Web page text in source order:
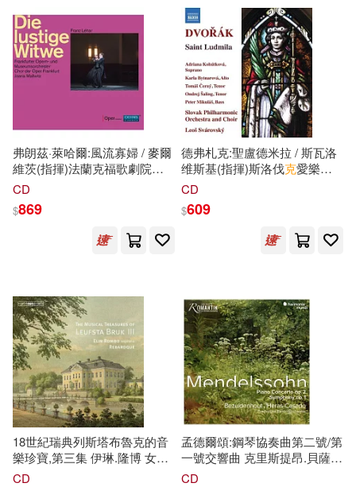
（美）馬克·布朗(23)
H.P.洛夫克拉夫特(22)
世一編輯部(22)
國立臺灣博物館學刊編輯委員(22)
梁劍麗(22)
藤田和日郎(22)
（法）巴爾扎克(22)
Code：000(21)
一世風流(21) 劉博仁(21)
未來出版社(179)
環球 Blue Note(179)
聯經出版公司(178)
延邊大學出版社(176)
上海音樂出版社(174)
ベルハウス(173)
北京師範大學出版社(170)
音樂之橋(169)
弗朗茲·萊哈爾:風流寡婦 / 麥爾
維茨(指揮)法蘭克福歌劇院和
博物館管弦樂團,法蘭克福歌劇
lustige Witwe /
Mallwitz(conductor)Frankfurt
Opera and Museum
CD
$869
德弗札克:聖盧德米拉 / 斯瓦洛
维斯基(指揮)斯洛伐克愛樂合
唱團及管弦樂團,馬庫拉斯(男高
Ludmila /
Svarovsky(conductor)Slovak
CD
$609
18世紀瑞典列斯塔布魯克的音
樂珍寶,第三集 伊琳.隆博 女高
音 斯德哥爾摩巴洛克合奏團
CD
孟德爾頌:鋼琴協奏曲第二號/第
一號交響曲 克里斯提昂.貝薩伊
登豪 鋼琴 帕布羅.艾拉斯-卡薩
CD